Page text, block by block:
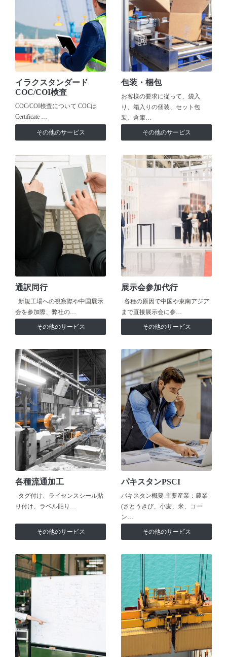
イラクスタンダード
COC/COI検査
COC/COI検査について COCは
Certificate …
その他のサービス
包装・梱包
お客様の要求に従って、袋入
り、箱入りの個装、セット包
装、倉庫…
その他のサービス
通訳同行
新規工場への視察際や中国展示
会を参加際、弊社の…
その他のサービス
展示会参加代行
各種の原因で中国や東南アジア
まで直接展示会に参…
その他のサービス
各種流通加工
タグ付け、ライセンスシール貼
り付け、ラベル貼り…
その他のサービス
パキスタンPSCI
パキスタン概要 主要産業：農業
(さとうきび、小麦、米、コー
ン…
その他のサービス